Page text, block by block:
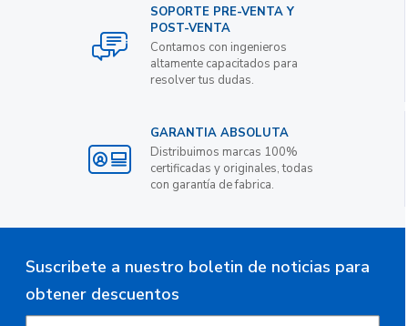
SOPORTE PRE-VENTA Y
POST-VENTA
Contamos con ingenieros
altamente capacitados para
resolver tus dudas.
GARANTIA ABSOLUTA
Distribuimos marcas 100%
certificadas y originales, todas
con garantía de fabrica.
Suscribete a nuestro boletin de noticias para
obtener descuentos